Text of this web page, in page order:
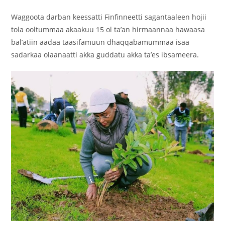
Waggoota darban keessatti Finfinneetti sagantaaleen hojii
tola ooltummaa akaakuu 15 ol ta’an hirmaannaa hawaasa
bal’atiin aadaa taasifamuun dhaqqabamummaa isaa
sadarkaa olaanaatti akka guddatu akka ta’es ibsameera.